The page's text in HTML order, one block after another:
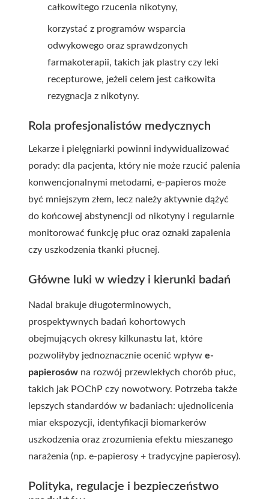
całkowitego rzucenia nikotyny,
korzystać z programów wsparcia
odwykowego oraz sprawdzonych
farmakoterapii, takich jak plastry czy leki
recepturowe, jeżeli celem jest całkowita
rezygnacja z nikotyny.
Rola profesjonalistów medycznych
Lekarze i pielęgniarki powinni indywidualizować
porady: dla pacjenta, który nie może rzucić palenia
konwencjonalnymi metodami, e-papieros może
być mniejszym złem, lecz należy aktywnie dążyć
do końcowej abstynencji od nikotyny i regularnie
monitorować funkcję płuc oraz oznaki zapalenia
czy uszkodzenia tkanki płucnej.
Główne luki w wiedzy i kierunki badań
Nadal brakuje długoterminowych,
prospektywnych badań kohortowych
obejmujących okresy kilkunastu lat, które
pozwoliłyby jednoznacznie ocenić wpływ e-
papierosów na rozwój przewlekłych chorób płuc,
takich jak POChP czy nowotwory. Potrzeba także
lepszych standardów w badaniach: ujednolicenia
miar ekspozycji, identyfikacji biomarkerów
uszkodzenia oraz zrozumienia efektu mieszanego
narażenia (np. e-papierosy + tradycyjne papierosy).
Polityka, regulacje i bezpieczeństwo